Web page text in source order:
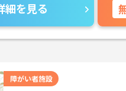
細を見る
障がい者施設